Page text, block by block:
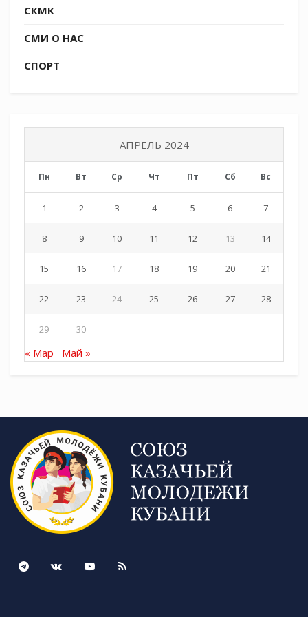
разнообразии и осознать смысл жизни.
СКМК
СМИ О НАС
СПОРТ
АПРЕЛЬ 2024
Пн Вт Ср Чт Пт Сб Вс
1 2 3 4 5 6 7
8 9 10 11 12 13 14
15 16 17 18 19 20 21
22 23 24 25 26 27 28
29 30
« Мар Май »